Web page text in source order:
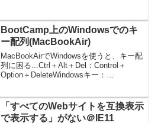
BootCamp上のWindowsでのキ
ー配列(MacBookAir)
MacBookAirでWindowsを使うと、キー配
列に困る...Ctrl＋Alt＋Del：Control＋
Option＋DeleteWindowsキー：
「すべてのWebサイトを互換表示
で表示する」がない＠IE11